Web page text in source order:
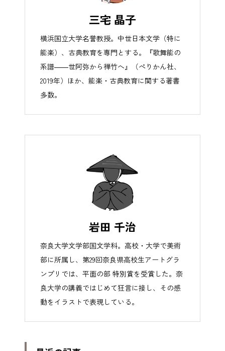
三宅 晶子
横浜国立大学名誉教授。中世日本文学（特に
能楽）、古典教育を専門とする。『歌舞能の
系譜――世阿弥から禅竹へ』（ぺりかん社、
2019年）ほか、能楽・古典教育に関する著書
多数。
岩田 千治
奈良大学文学部国文学科。高校・大学で美術
部に所属し、第29回奈良県高校生アートグラ
ンプリでは、平面の部 特別賞を受賞した。奈
良大学の講義ではじめて狂言に接し、その感
動をイラストで表現している。